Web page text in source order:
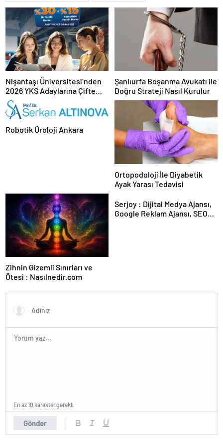
Nişantaşı Üniversitesi’nden
2026 YKS Adaylarına Çifte
Güvence: Sabit Ücret ve
Kesintisiz Burs
Şanlıurfa Boşanma Avukatı ile
Doğru Strateji Nasıl Kurulur
Robotik Üroloji Ankara
Ortopodoloji İle Diyabetik
Ayak Yarası Tedavisi
Zihnin Gizemli Sınırları ve
Ötesi : Nasılnedir.com
Serjoy : Dijital Medya Ajansı,
Google Reklam Ajansı, SEO
Gönder
En az 10 karakter gerekli